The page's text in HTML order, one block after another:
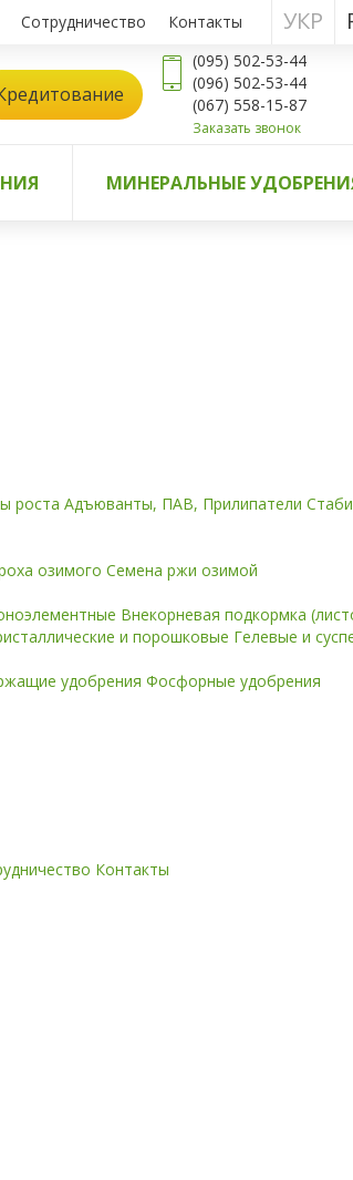
Сотрудничество Контакты УКР
(095) 502-53-44
(096) 502-53-44
(067) 558-15-87
Заказать звонок
МИНЕРАЛЬНЫЕ
роста Адъюванты, ПАВ, Прилипатели
озимого Семена ржи озимой
Внекорневая подкормка
и порошковые Гелевые и
удобрения Фосфорные удобрения
Контакты